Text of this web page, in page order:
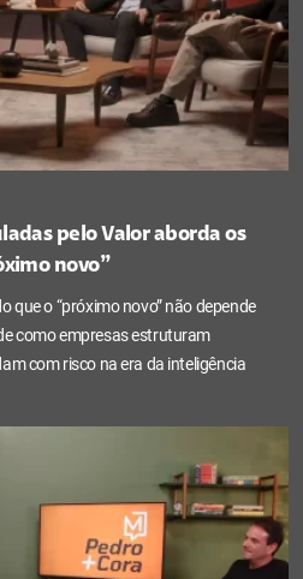
pelo Valor aborda os
novo”
que o “próximo novo” não depende
como empresas estruturam
com risco na era da inteligência